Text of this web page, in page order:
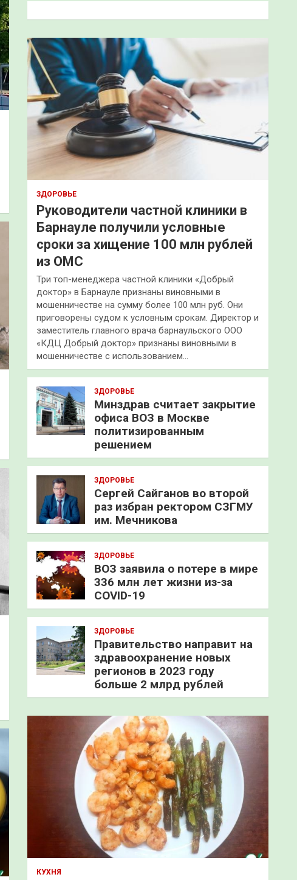
к
ЗДОРОВЬЕ
Руководители частной клиники в
Барнауле получили условные
сроки за хищение 100 млн рублей
из ОМС
Три топ-менеджера частной клиники «Добрый
доктор» в Барнауле признаны виновными в
мошенничестве на сумму более 100 млн руб. Они
приговорены судом к условным срокам. Директор и
заместитель главного врача барнаульского ООО
«КДЦ Добрый доктор» признаны виновными в
мошенничестве с использованием…
ЗДОРОВЬЕ
Минздрав считает закрытие
офиса ВОЗ в Москве
политизированным
решением
ЗДОРОВЬЕ
Сергей Сайганов во второй
раз избран ректором СЗГМУ
им. Мечникова
ЗДОРОВЬЕ
ВОЗ заявила о потере в мире
336 млн лет жизни из-за
COVID-19
ЗДОРОВЬЕ
Правительство направит на
здравоохранение новых
регионов в 2023 году
больше 2 млрд рублей
КУХНЯ